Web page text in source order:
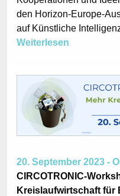
den Horizon-Europe-
auf Künstliche
Weiterlesen
20. September 2023 -
CIRCOTRONIC-
Kreislaufwirtschaft für